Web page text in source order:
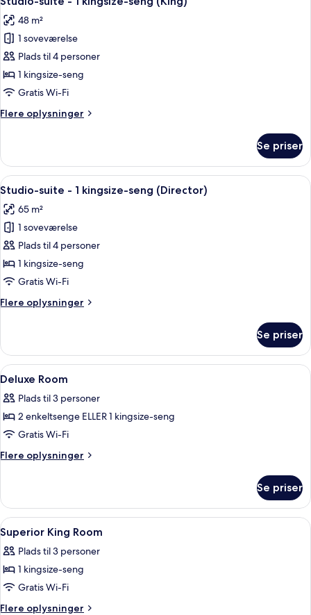
seng
alle
billeder
af
Studio-
suite
-
kingsize-
48 m²
1 soveværelse
Plads til 4 personer
1 kingsize-seng
Gratis Wi-Fi
Flere oplysninger
Flere
suite
1
seng
(King)
Se priser
Indlæs
alle
billeder
af
Studio-
suite
-
kingsize-
Et moderne hotelværelse med
6
Studio-suite - 1 kingsize-seng (Director)
65 m²
1 soveværelse
Plads til 4 personer
1 kingsize-seng
Gratis Wi-Fi
Flere oplysninger
Flere
suite
1
seng
(Director)
Se priser
Indlæs
alle
billeder
af
Deluxe
Room
Dundyner, senge med
4
Deluxe Room
Plads til 3 personer
2 enkeltsenge ELLER 1 kingsize-seng
Gratis Wi-Fi
Flere oplysninger
Flere
Room
Se priser
Indlæs
alle
billeder
af
Superior
King
Dundyner, senge med
3
Superior King Room
Plads til 3 personer
1 kingsize-seng
Gratis Wi-Fi
Flere oplysninger
Flere